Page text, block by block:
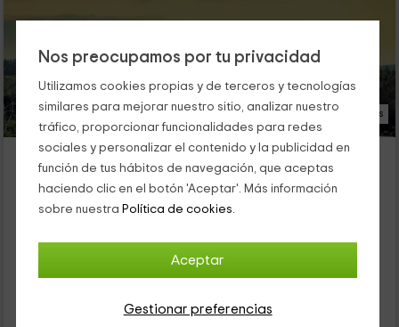
Nos preocupamos por tu privacidad
Utilizamos cookies propias y de terceros y tecnologías
similares para mejorar nuestro sitio, analizar nuestro
tráfico, proporcionar funcionalidades para redes
sociales y personalizar el contenido y la publicidad en
función de tus hábitos de navegación, que aceptas
haciendo clic en el botón 'Aceptar'. Más información
sobre nuestra Política de cookies.
Aceptar
Gestionar preferencias
28 Fotos
Hotel Antsotegi
Alojamiento ubicado a 3.4km de Ziortza
Por habitaciones
15 habitaciones
15 baños